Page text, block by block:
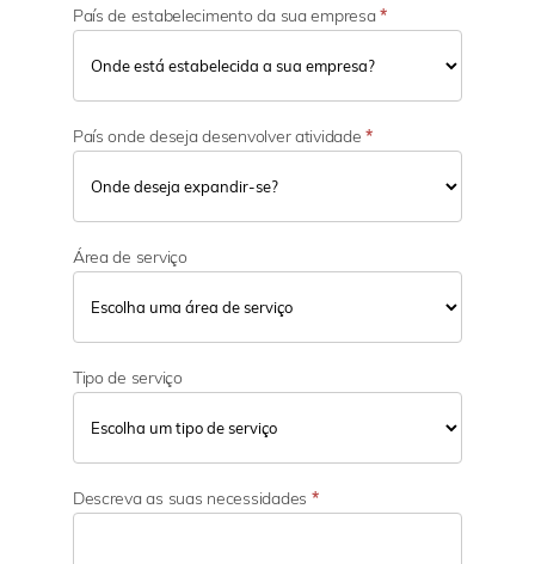
País de estabelecimento da sua empresa*
País onde deseja desenvolver atividade*
Área de serviço
Tipo de serviço
Descreva as suas necessidades *